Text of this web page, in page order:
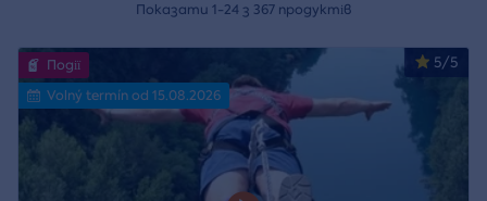
Показати 1-24 з 367 продуктів
5/5
Події
Volný termín od 15.08.2026